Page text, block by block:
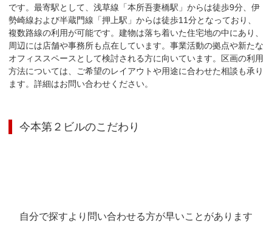
です。最寄駅として、浅草線「本所吾妻橋駅」からは徒歩9分、伊
勢崎線および半蔵門線「押上駅」からは徒歩11分となっており、
複数路線の利用が可能です。建物は落ち着いた住宅地の中にあり、
周辺には店舗や事務所も点在しています。事業活動の拠点や新たな
オフィススペースとして検討される方に向いています。区画の利用
方法については、ご希望のレイアウトや用途に合わせた相談も承り
ます。詳細はお問い合わせください。
今本第２ビルのこだわり
自分で探すより問い合わせる方が早いことがあります